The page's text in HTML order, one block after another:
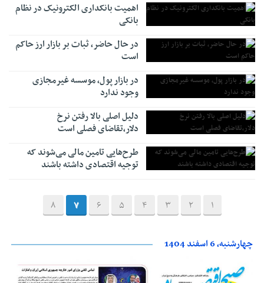
اهمیت بانکداری الکترونیک در نظام
بانکی
در حال حاضر، ثبات بر بازار ارز حاکم
است
در بازار پول، موسسه غیرمجازی
وجود ندارد
دلیل اصلی بالا رفتن نرخ
دلار،تقاضای فصلی است
طرح‌هایی تامین مالی می‌شوند که
توجیه اقتصادی داشته باشند
1
2
3
4
5
6
7
8
چهارشنبه، 6 اسفند 1404